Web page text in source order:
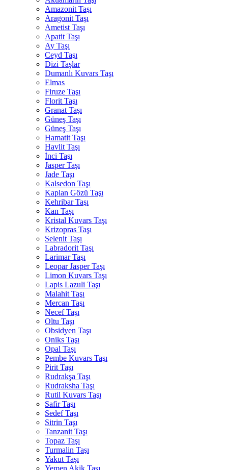
Amazonit Taşı
Aragonit Taşı
Ametist Taşı
Apatit Taşı
Ay Taşı
Ceyd Taşı
Dizi Taşlar
Dumanlı Kuvars Taşı
Elmas
Firuze Taşı
Florit Taşı
Granat Taşı
Güneş Taşı
Güneş Taşı
Hamatit Taşı
Havlit Taşı
İnci Taşı
Jasper Taşı
Jade Taşı
Kalsedon Taşı
Kaplan Gözü Taşı
Kehribar Taşı
Kan Taşı
Kristal Kuvars Taşı
Krizopras Taşı
Selenit Taşı
Labradorit Taşı
Larimar Taşı
Leopar Jasper Taşı
Limon Kuvars Taşı
Lapis Lazuli Taşı
Malahit Taşı
Mercan Taşı
Necef Taşı
Oltu Taşı
Obsidyen Taşı
Oniks Taşı
Opal Taşı
Pembe Kuvars Taşı
Pirit Taşı
Rudrakşa Taşı
Rudraksha Taşı
Rutil Kuvars Taşı
Safir Taşı
Sedef Taşı
Sitrin Taşı
Tanzanit Taşı
Topaz Taşı
Turmalin Taşı
Yakut Taşı
Yemen Akik Taşı